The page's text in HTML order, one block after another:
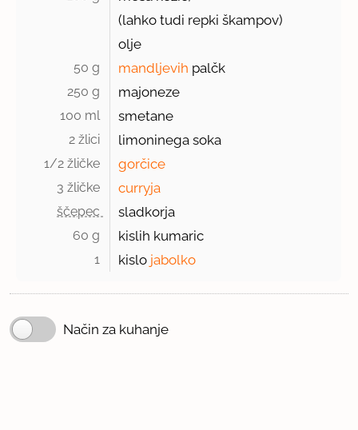
(lahko tudi repki škampov)
olje
50 g mandljevih palčk
250 g majoneze
100 ml smetane
2 žlici limoninega soka
1/2 žličke gorčice
3 žličke curryja
ščepec sladkorja
60 g kislih kumaric
1 kislo jabolko
Način za kuhanje